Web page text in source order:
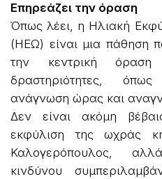
Επηρεάζει την όραση
Όπως λέει, η Ηλιακή
(ΗΕΩ) είναι μια πάθηση
την κεντρική όραση
δραστηριότητες,
ανάγνωση ώρας και
Δεν είναι ακόμη
εκφύλιση της ωχράς
Καλογερόπουλος,
κινδύνου